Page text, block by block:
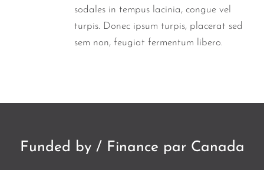
sodales in tempus lacinia, congue vel
turpis. Donec ipsum turpis, placerat sed
sem non, feugiat fermentum libero.
Funded by / Finance par Canada